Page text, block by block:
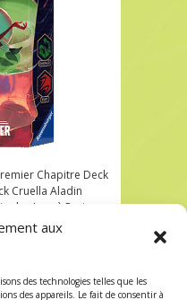
aux
des technologies telles que les
des appareils. Le fait de consentir à
Chapitre Deck
Cruella Aladin
des Jeux à Paris
Chapitre Deck
Cruella Aladin
sont